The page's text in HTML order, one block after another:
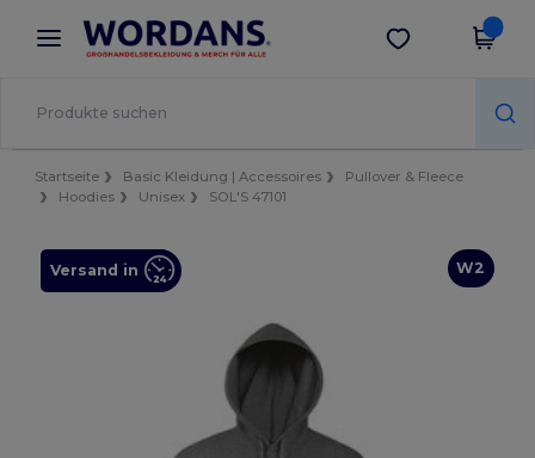
× Wordans App
Bessere Preise in der App!
App holen
Startseite Basic Kleidung | Accessoires
Pullover & Fleece
Hoodies
Unisex SOL'S 47101
W2
Versand in